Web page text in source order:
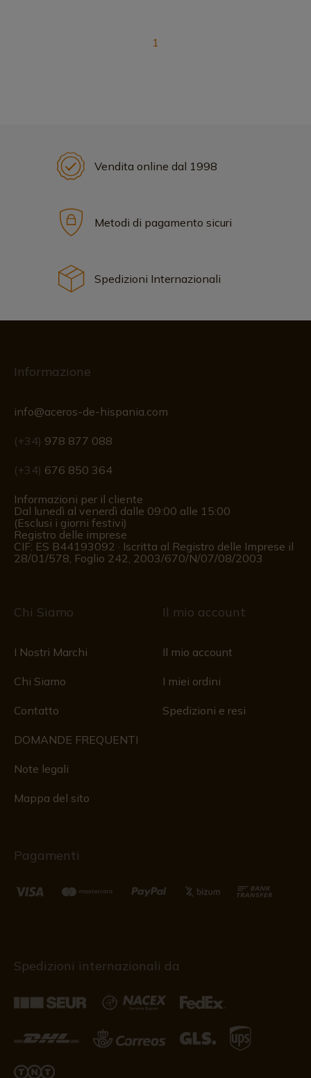
1
Vendita online dal 1998
Metodi di pagamento sicuri
Spedizioni Internazionali
Informazione
info@aceros-de-hispania.com
(+34) 978 877 088
(+34) 676 850 364
Informazioni per il cliente
Dal lunedì al venerdì dalle 09:00 alle 15:00
(Esclusi i giorni festivi)
Registro delle imprese
CIF: ES B44193092 · Iscritta al Registro delle Imprese il
28/01/578, Foglio 242, 2003/670/N/07/08/2003
Chi Siamo
I Nostri Marchi
Chi Siamo
Contatto
DOMANDE FREQUENTI
Note legali
Mappa del sito
Il mio account
Il mio account
I miei ordini
Spedizioni e resi
Pagamenti
Spedizioni internazionali da